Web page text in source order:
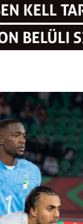
KELL
BELÜLI